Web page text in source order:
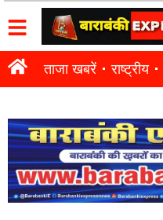
ताजा खबरें राष्ट्रीय